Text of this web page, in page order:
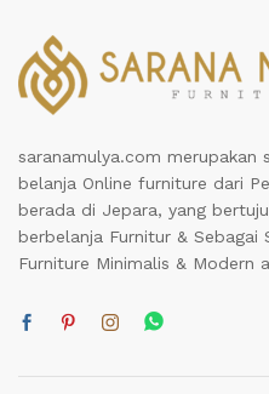
saranamulya.com merupakan
belanja Online furniture dari
berada di Jepara, yang
berbelanja Furnitur & Sebagai
Furniture Minimalis & Modern